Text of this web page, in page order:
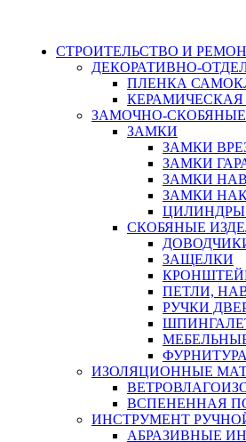
СТРОИТЕЛЬСТВО И
ДЕКОРАТИВНО-
ПЛЕНКА
КЕРАМИЧЕСКАЯ
ЗАМОЧНО-
ЗАМКИ
ЗАМКИ
ЗАМКИ
ЗАМКИ
ЗАМКИ
ЦИЛИНДРЫ
СКОБЯНЫЕ
ЗАЩЕЛКИ
ПЕТЛИ,
РУЧКИ
ИЗОЛЯЦИОННЫЕ
ВСПЕНЕННАЯ
ИНСТРУМЕНТ
АБРАЗИВНЫЕ